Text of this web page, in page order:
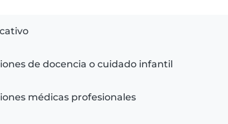
de docencia o cuidado infantil
médicas profesionales